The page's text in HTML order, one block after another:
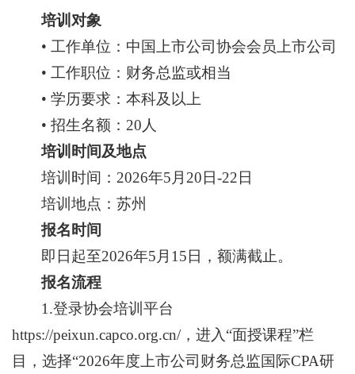
培训对象
• 工作单位：中国上市公司协会会员上市公司
• 工作职位：财务总监或相当
• 学历要求：本科及以上
• 招生名额：20人
培训时间及地点
培训时间：2026年5月20日-22日
培训地点：苏州
报名时间
即日起至2026年5月15日，额满截止。
报名流程
1.登录协会培训平台
https://peixun.capco.org.cn/，进入“面授课程”栏
目，选择“2026年度上市公司财务总监国际CPA研